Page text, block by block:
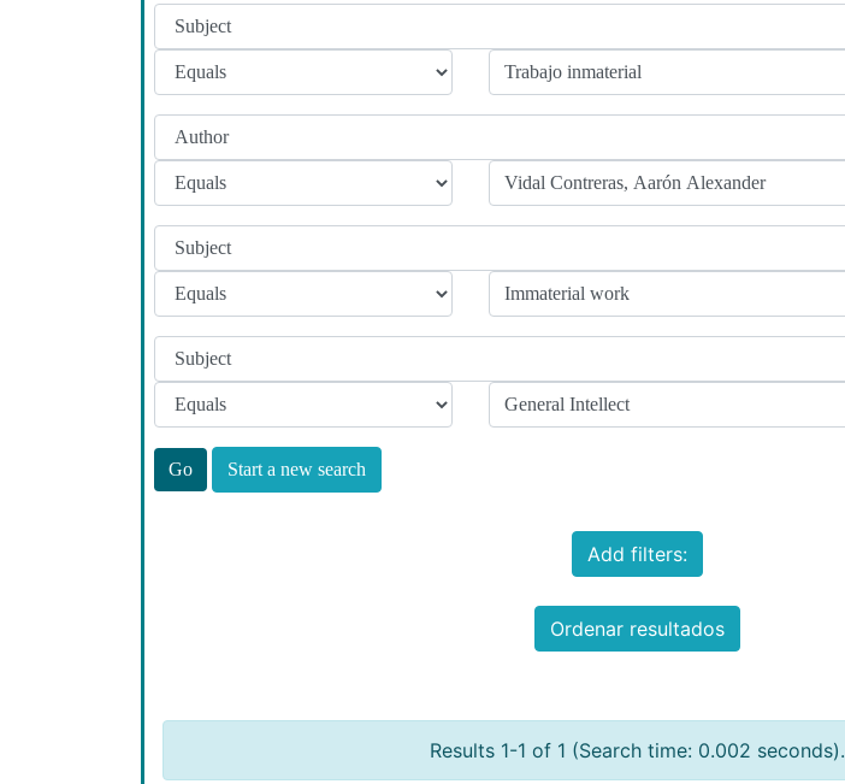
Start a new search
Add filters:
Ordenar resultados
Results 1-1 of 1 (Search time: 0.002 seconds).